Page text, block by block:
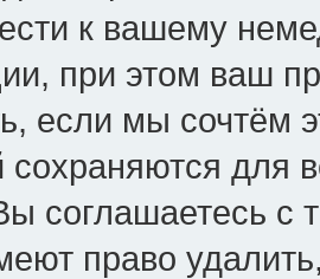
к вашему
при этом ваш
если мы сочтём
для
соглашаетесь
право удалить,